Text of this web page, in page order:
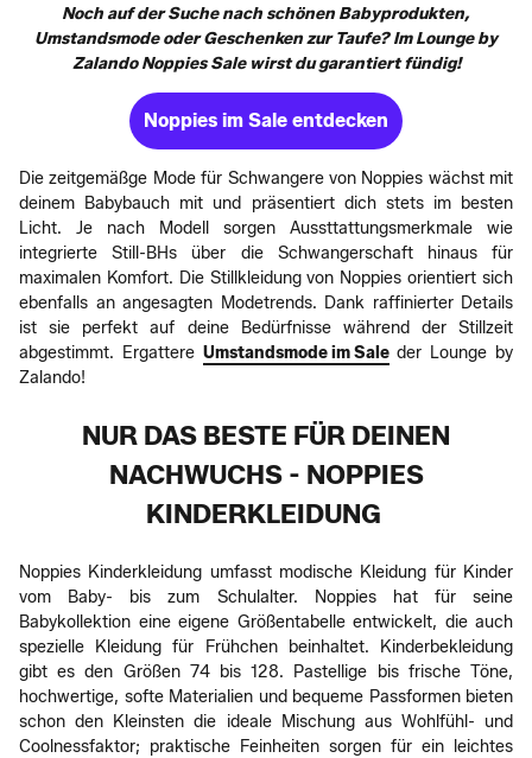
Noch auf der Suche nach schönen Babyprodukten,
Umstandsmode oder Geschenken zur Taufe? Im Lounge by
Zalando Noppies Sale wirst du garantiert fündig!
Noppies im Sale entdecken
Die zeitgemäßge Mode für Schwangere von Noppies wächst mit
deinem Babybauch mit und präsentiert dich stets im besten
Licht. Je nach Modell sorgen Aussttattungsmerkmale wie
integrierte Still-BHs über die Schwangerschaft hinaus für
maximalen Komfort. Die Stillkleidung von Noppies orientiert sich
ebenfalls an angesagten Modetrends. Dank raffinierter Details
ist sie perfekt auf deine Bedürfnisse während der Stillzeit
abgestimmt. Ergattere Umstandsmode im Saleder Lounge by
Zalando!
NUR DAS BESTE FÜR DEINEN
NACHWUCHS - NOPPIES
KINDERKLEIDUNG
Noppies Kinderkleidung umfasst modische Kleidung für Kinder
vom Baby- bis zum Schulalter. Noppies hat für seine
Babykollektion eine eigene Größentabelle entwickelt, die auch
spezielle Kleidung für Frühchen beinhaltet. Kinderbekleidung
gibt es den Größen 74 bis 128. Pastellige bis frische Töne,
hochwertige, softe Materialien und bequeme Passformen bieten
schon den Kleinsten die ideale Mischung aus Wohlfühl- und
Coolnessfaktor; praktische Feinheiten sorgen für ein leichtes